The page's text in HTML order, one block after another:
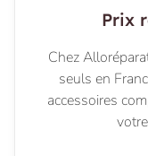
Prix
Chez
seuls en
accessoires